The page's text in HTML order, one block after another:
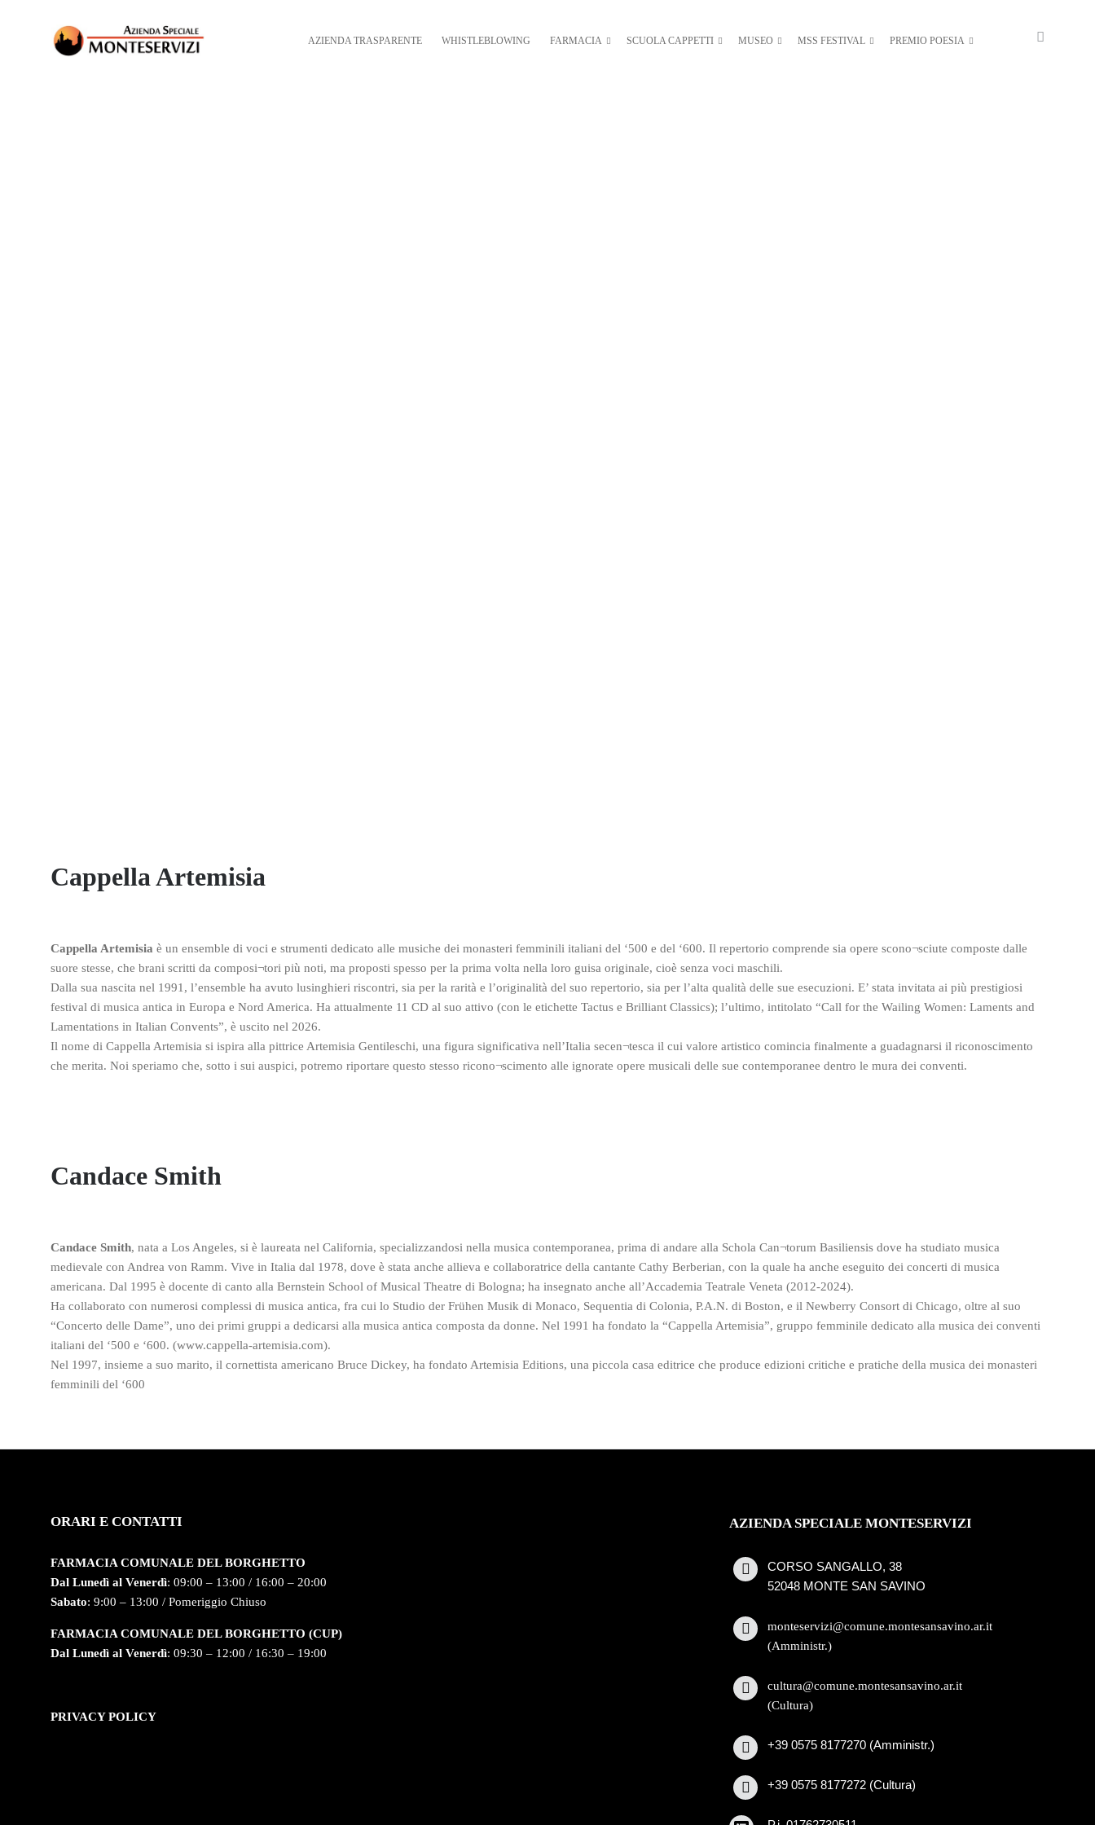
AZIENDA TRASPARENTE WHISTLEBLOWING FARMACIA SCUOLA CAPPETTI MUSEO MSS FESTIVAL PREMIO POESIA
Cappella Artemisia
Cappella Artemisia è un ensemble di voci e strumenti dedicato alle musiche dei monasteri femminili italiani del ‘500 e del ‘600. Il repertorio comprende sia opere scono¬sciute composte dalle
suore stesse, che brani scritti da composi¬tori più noti, ma proposti spesso per la prima volta nella loro guisa originale, cioè senza voci maschili.
Dalla sua nascita nel 1991, l’ensemble ha avuto lusinghieri riscontri, sia per la rarità e l’originalità del suo repertorio, sia per l’alta qualità delle sue esecuzioni. E’ stata invitata ai più prestigiosi
festival di musica antica in Europa e Nord America. Ha attualmente 11 CD al suo attivo (con le etichette Tactus e Brilliant Classics); l’ultimo, intitolato “Call for the Wailing Women: Laments and
Lamentations in Italian Convents”, è uscito nel 2026.
Il nome di Cappella Artemisia si ispira alla pittrice Artemisia Gentileschi, una figura significativa nell’Italia secen¬tesca il cui valore artistico comincia finalmente a guadagnarsi il riconoscimento
che merita. Noi speriamo che, sotto i sui auspici, potremo riportare questo stesso ricono¬scimento alle ignorate opere musicali delle sue contemporanee dentro le mura dei conventi.
Candace Smith
Candace Smith, nata a Los Angeles, si è laureata nel California, specializzandosi nella musica contemporanea, prima di andare alla Schola Can¬torum Basiliensis dove ha studiato musica
medievale con Andrea von Ramm. Vive in Italia dal 1978, dove è stata anche allieva e collaboratrice della cantante Cathy Berberian, con la quale ha anche eseguito dei concerti di musica
americana. Dal 1995 è docente di canto alla Bernstein School of Musical Theatre di Bologna; ha insegnato anche all’Accademia Teatrale Veneta (2012-2024).
Ha collaborato con numerosi complessi di musica antica, fra cui lo Studio der Frühen Musik di Monaco, Sequentia di Colonia, P.A.N. di Boston, e il Newberry Consort di Chicago, oltre al suo
“Concerto delle Dame”, uno dei primi gruppi a dedicarsi alla musica antica composta da donne. Nel 1991 ha fondato la “Cappella Artemisia”, gruppo femminile dedicato alla musica dei conventi
italiani del ‘500 e ‘600. (www.cappella-artemisia.com).
Nel 1997, insieme a suo marito, il cornettista americano Bruce Dickey, ha fondato Artemisia Editions, una piccola casa editrice che produce edizioni critiche e pratiche della musica dei monasteri
femminili del ‘600
ORARI E CONTATTI
FARMACIA COMUNALE DEL BORGHETTO
Dal Lunedì al Venerdì: 09:00 – 13:00 / 16:00 – 20:00
Sabato: 9:00 – 13:00 / Pomeriggio Chiuso
FARMACIA COMUNALE DEL BORGHETTO (CUP)
Dal Lunedì al Venerdì: 09:30 – 12:00 / 16:30 – 19:00
PRIVACY POLICY
AZIENDA SPECIALE MONTESERVIZI
CORSO SANGALLO, 38
52048 MONTE SAN SAVINO
monteservizi@comune.montesansavino.ar.it
(Amministr.)
cultura@comune.montesansavino.ar.it
(Cultura)
+39 0575 8177270 (Amministr.)
+39 0575 8177272 (Cultura)